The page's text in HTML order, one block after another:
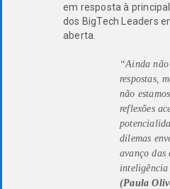
em resposta à
dos BigTech Leaders
aberta.
“Ainda não
respostas,
não
reflexões
dilemas
avanço das
(Paula